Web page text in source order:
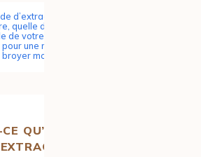
d’extraction ?
quelle différence ?
de votre mouture à votre méthode ?
une machine à café à grain ?
mon café ?
QU’UNE MÉTHODE
?